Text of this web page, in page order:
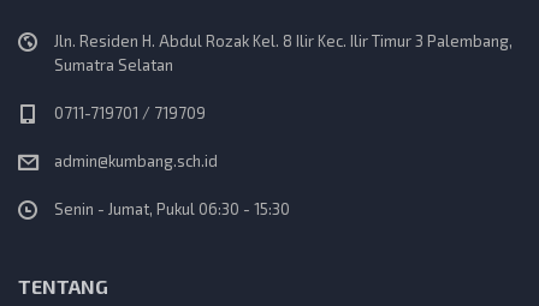
Jln. Residen H. Abdul Rozak Kel. 8 Ilir Kec. Ilir Timur 3 Palembang,
Sumatra Selatan
0711-719701 / 719709
admin@kumbang.sch.id
Senin - Jumat, Pukul 06:30 - 15:30
TENTANG